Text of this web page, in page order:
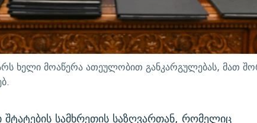
ხელი მოაწერა ათეულობით განკარგულებას, მათ
შტატების სამხრეთის საზღვართან, რომელიც